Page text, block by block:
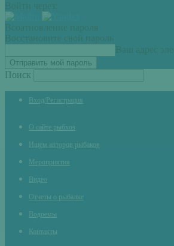
Войти через:
Всоатновление пароля
Восстановите свой пароль
Ваш адрес
Поиск
Вход/Регистрация
О сайте рыбхоз
Ищем авторов рыбаков
Мероприятия
Видео
Отчеты о рыбалке
Водоемы
Контакты